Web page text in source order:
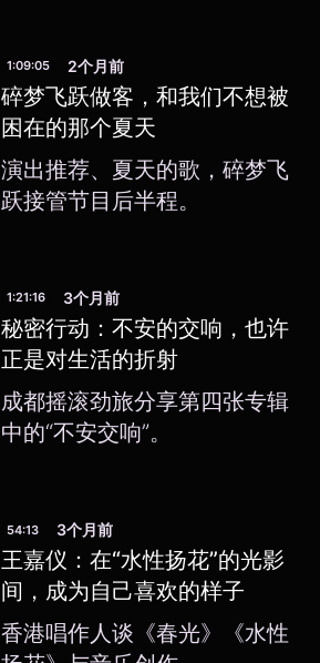
1:09:05 2个月前
碎梦飞跃做客，和我们不想被
困在的那个夏天
演出推荐、夏天的歌，碎梦飞
跃接管节目后半程。
1:21:16 3个月前
秘密行动：不安的交响，也许
正是对生活的折射
成都摇滚劲旅分享第四张专辑
中的“不安交响”。
54:13 3个月前
王嘉仪：在“水性扬花”的光影
间，成为自己喜欢的样子
香港唱作人谈《春光》《水性